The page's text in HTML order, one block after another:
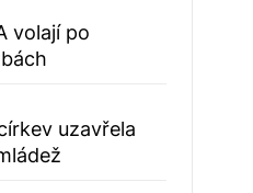
volají po
uzavřela